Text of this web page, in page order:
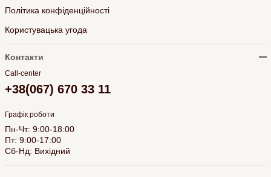
Політика конфіденційності
Користувацька угода
Контакти
Call-center
+38(067) 670 33 11
Графік роботи
Пн-Чт: 9:00-18:00
Пт: 9:00-17:00
Сб-Нд: Вихідний